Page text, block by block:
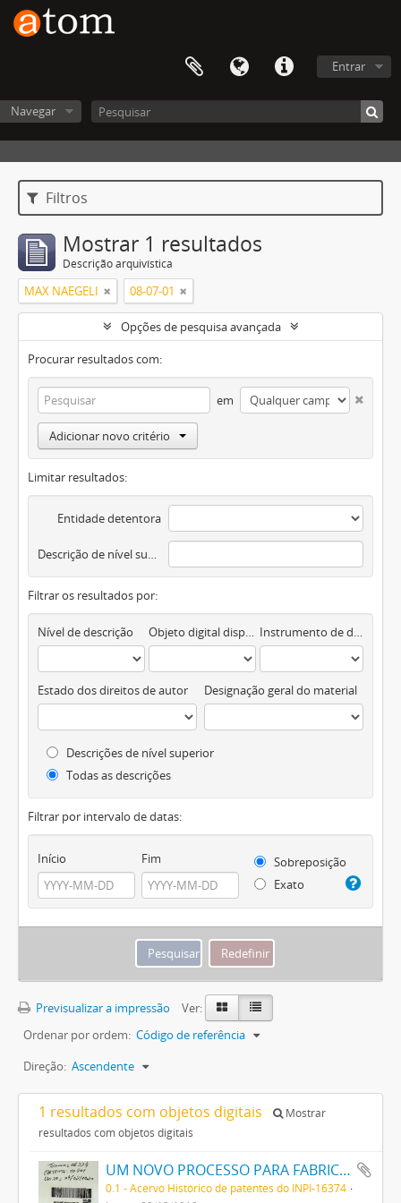
Entrar
Navegar
Filtros
Mostrar 1 resultados
Descrição arquivística
MAX NAEGELI 08-07-01
Opções de pesquisa avançada
Procurar resultados com:
em
Adicionar novo critério
Limitar resultados:
Entidade detentora
Descrição de nível superior
Filtrar os resultados por:
Nível de descrição Objeto digital disponível Instrumento de descrição documental
Estado dos direitos de autor Designação geral do material
Descrições de nível superior
Todas as descrições
Filtrar por intervalo de datas:
Início Fim
Sobreposição
Exato
Previsualizar a impressão
Ver:
Ordenar por ordem: Código de referência
Direção: Ascendente
1 resultados com objetos digitais
Mostrar
resultados com objetos digitais
UM NOVO PROCESSO PARA FABRICAÇÃO DE MATERIAS CORANTES PRETAS ESCARLATES E AZUIS DOS MATIZES MAIS CLAROS AOS MAIS ESCUROS PARA TINGIR ALGODÃO DIRECTAMENTE
0.1 - Acervo Histórico de patentes do INPI-16374